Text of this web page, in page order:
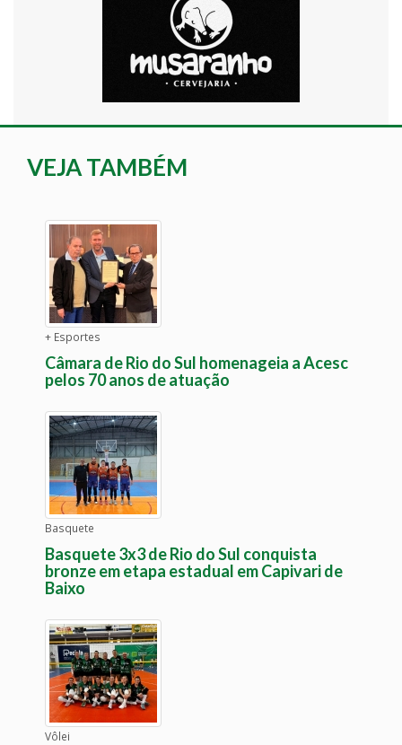
VEJA TAMBÉM
+ Esportes
Câmara de Rio do Sul homenageia a Acesc
pelos 70 anos de atuação
Basquete
Basquete 3x3 de Rio do Sul conquista
bronze em etapa estadual em Capivari de
Baixo
Vôlei